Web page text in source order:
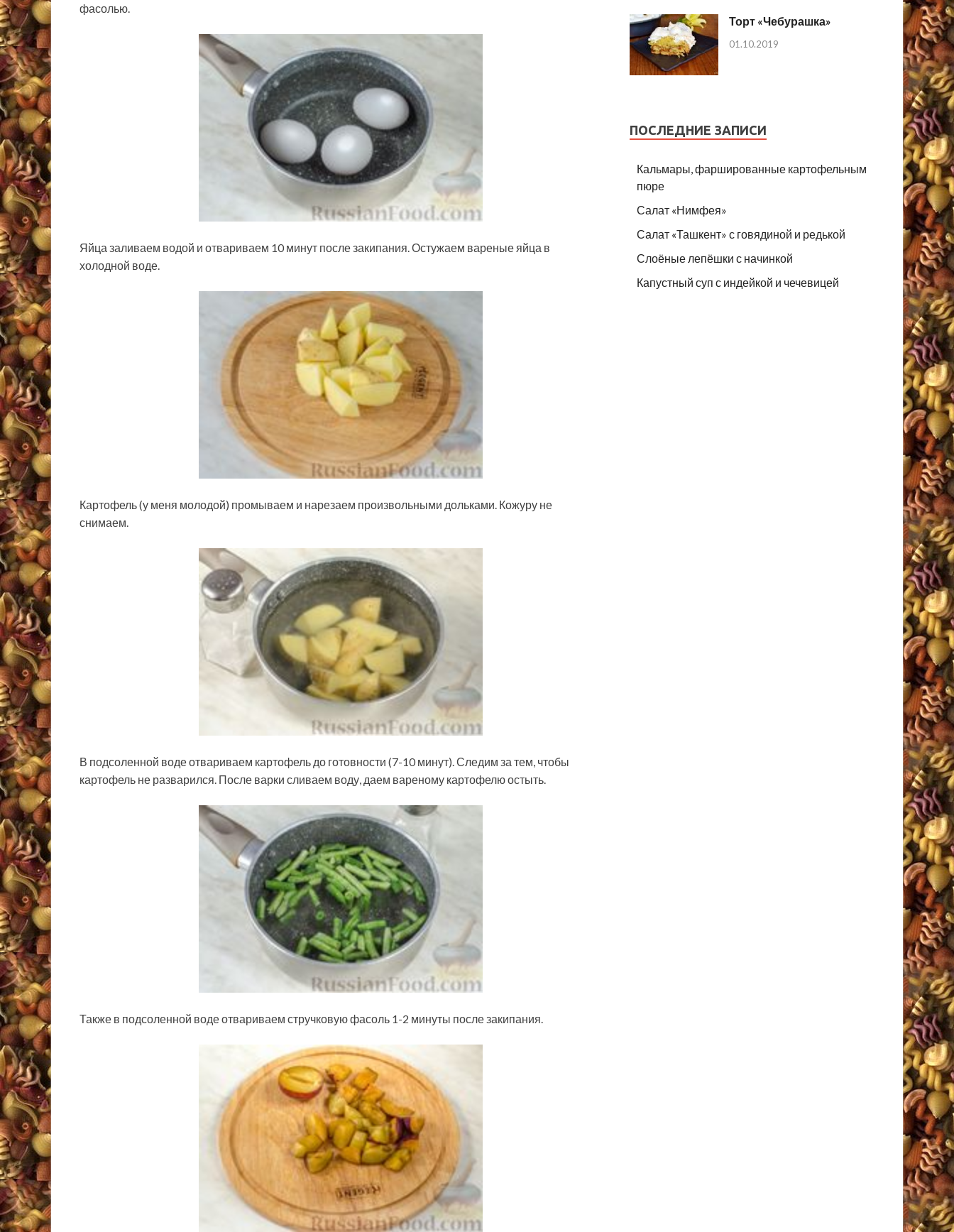
фасолью.
Яйца заливаем водой и отвариваем 10 минут после закипания. Остужаем вареные яйца в
холодной воде.
Картофель (у меня молодой) промываем и нарезаем произвольными дольками. Кожуру не
снимаем.
В подсоленной воде отвариваем картофель до готовности (7-10 минут). Следим за тем, чтобы
картофель не разварился. После варки сливаем воду, даем вареному картофелю остыть.
Также в подсоленной воде отвариваем стручковую фасоль 1-2 минуты после закипания.
Торт «Чебурашка»
01.10.2019
ПОСЛЕДНИЕ ЗАПИСИ
Кальмары, фаршированные картофельным
пюре
Салат «Нимфея»
Салат «Ташкент» с говядиной и редькой
Слоёные лепёшки с начинкой
Капустный суп с индейкой и чечевицей